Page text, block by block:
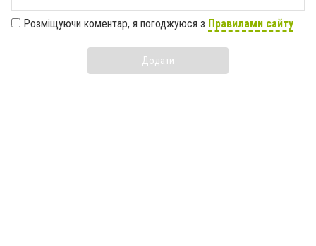
Розміщуючи коментар, я погоджуюся з Правилами сайту
Додати